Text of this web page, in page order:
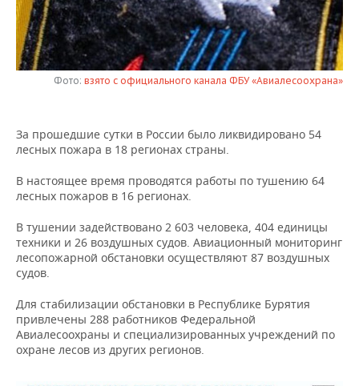
НЕФТЕХИМИЯ
НЕФТЬ
РОЗНИЧНАЯ ТОРГОВЛЯ
ТРАНСПОРТ
НОВОСТИ ТЕХНОЛОГИЙ
IT
ТЕЛЕКОММУНИКАЦИИ
МЕРОПРИЯТИЯ
НОВОСТИ МЕРОПРИЯТИЙ
БИЗНЕС-БРАНЧИ
ONLINE-КОНФЕРЕНЦИИ
СПОРТ
ФУТБОЛ
ХОККЕЙ
ВОЛЕЙБОЛ
ФИГУРНОЕ КАТАНИЕ
ВОДНЫЕ ВИДЫ СПОРТА
НОВОСТИ ОБЩЕСТВА
ВЛАСТЬ
ИСТОРИЯ
МЕДИЦИНА
ОБРАЗОВАНИЕ
ФОТОГАЛЕРЕЯ
СЮЖЕТЫ
СПИСОК ПЕРСОН
ПОЛНАЯ ВЕРСИЯ
Фото: взято с официального канала ФБУ «Авиалесоохрана»
За прошедшие сутки в России было ликвидировано 54
лесных пожара в 18 регионах страны.
В настоящее время проводятся работы по тушению 64
лесных пожаров в 16 регионах.
В тушении задействовано 2 603 человека, 404 единицы
техники и 26 воздушных судов. Авиационный мониторинг
лесопожарной обстановки осуществляют 87 воздушных
судов.
Для стабилизации обстановки в Республике Бурятия
привлечены 288 работников Федеральной
Авиалесоохраны и специализированных учреждений по
охране лесов из других регионов.